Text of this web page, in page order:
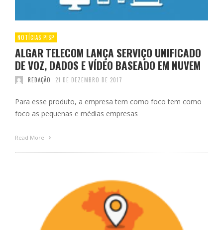
NOTÍCIAS PISP
ALGAR TELECOM LANÇA SERVIÇO UNIFICADO
DE VOZ, DADOS E VÍDEO BASEADO EM NUVEM
REDAÇÃO 21 DE DEZEMBRO DE 2017
Para esse produto, a empresa tem como foco tem como
foco as pequenas e médias empresas
Read More